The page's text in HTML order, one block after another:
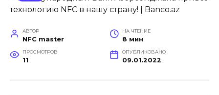
АВТОР
NFC master
НА ЧТЕНИЕ
8 мин
ПРОСМОТРОВ
11
ОПУБЛИКОВАНО
09.01.2022